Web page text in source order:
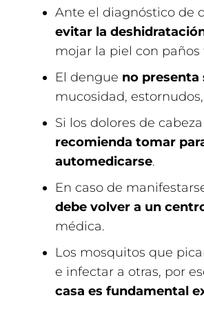
Ante el diagnóstico de
evitar la
mojar la piel con paños
El dengue no
mucosidad,
Si los dolores de
recomienda tomar
automedicarse.
En caso de
debe volver a un
médica.
Los mosquitos que
e infectar a otras, por
casa es fundamental